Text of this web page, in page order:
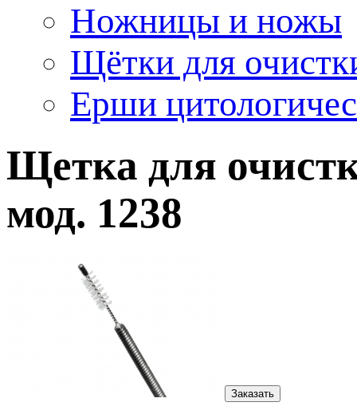
Ножницы и ножы
Щётки для
Ерши
Щетка для
мод. 1238
Заказать